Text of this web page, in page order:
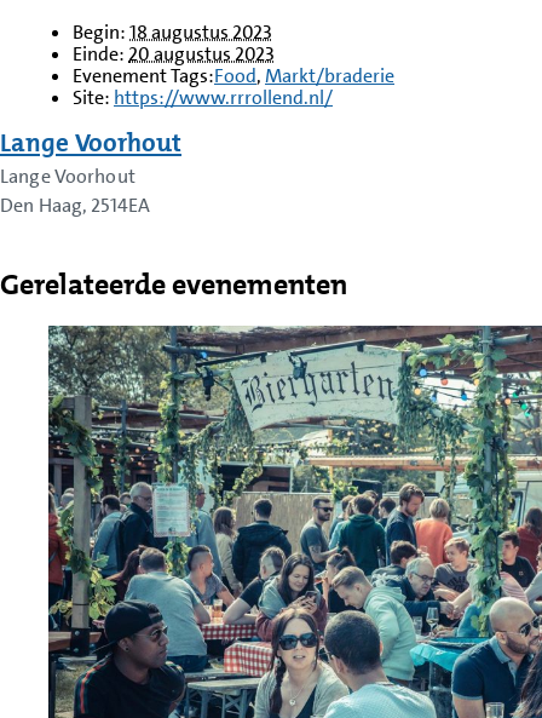
Begin:18 augustus 2023
Einde: 20 augustus 2023
Evenement Tags:Food,Markt/braderie
Site: https://www.rrrollend.nl/
Lange Voorhout
Lange Voorhout
Den Haag, 2514EA
Gerelateerde evenementen